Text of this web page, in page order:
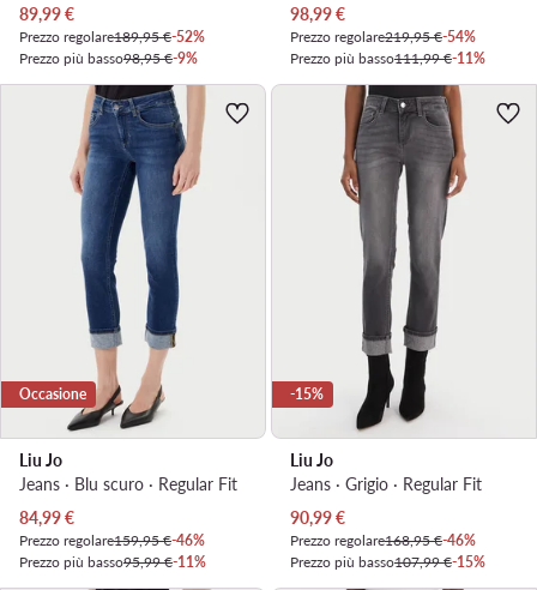
Prezzo attuale
89,99€
Prezzo regolare189,95 €-52%
Prezzo più basso98,95 €-9%
Prezzo attuale
98,99€
Prezzo regolare219,95 €-54%
Prezzo più basso111,99 €-11%
Occasione
Liu Jo
Jeans · Blu scuro · Regular Fit
Prezzo attuale
84,99€
Prezzo regolare159,95 €-46%
Prezzo più basso95,99 €-11%
-15%
Liu Jo
Jeans · Grigio · Regular Fit
Prezzo attuale
90,99€
Prezzo regolare168,95 €-46%
Prezzo più basso107,99 €-15%